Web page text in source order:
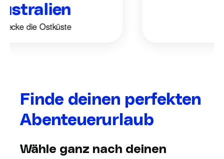
die Ostküste
Finde deinen perfekten
Abenteuerurlaub
Wähle ganz nach deinen